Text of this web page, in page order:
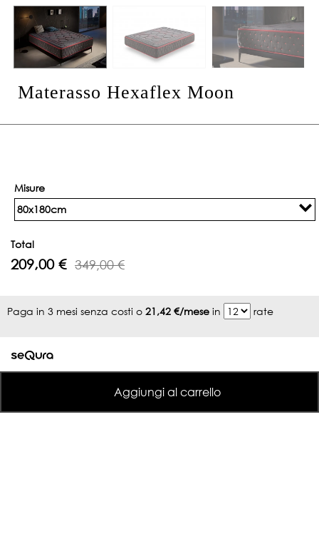
Materasso Hexaflex Moon
Misure
80x180cm
Total
209,00 € 349,00 €
Paga in 3 mesi senza costi o 21,42 €/mese in rate
Aggiungi al carrello